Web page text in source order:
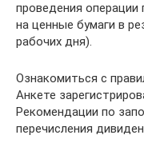
проведения операции
на ценные бумаги в
рабочих дня).
Ознакомиться с
Анкете
Рекомендации по
перечисления